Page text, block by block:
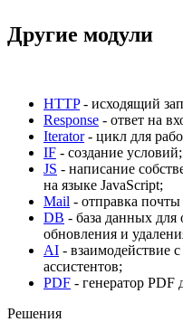
Другие модули
HTTP- исходящий
Response - ответ на
Iterator- цикл для
IF - создание условий;
JS - написание
на языке JavaScript;
Mail - отправка почты
DB - база данных для
обновления и
AI - взаимодействие
ассистентов;
PDF - генератор PDF
Решения